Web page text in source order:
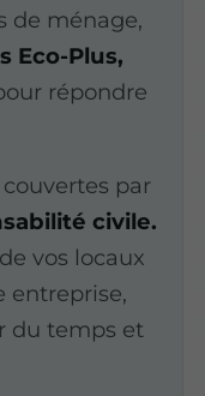
de ménage,
Eco-Plus,
répondre
par
civile.
vos locaux
entreprise,
du temps et